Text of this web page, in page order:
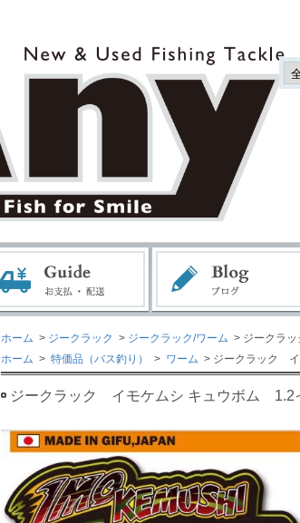
ホーム > ジークラック > ジークラック/ワーム > ジークラ
ホーム > 特価品（バス釣り） > ワーム > ジークラック
ジークラック イモケムシ キュウボム 1.2